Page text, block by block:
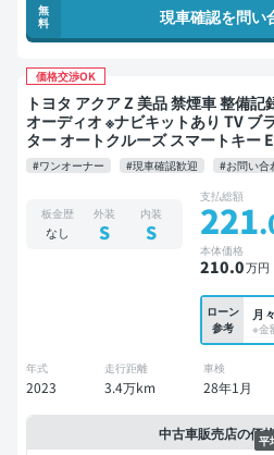
無
料
現車確認を問い
価格交渉OK
トヨタ アクア Z 美品 禁煙車 整備記録簿あり ディスプレイ
オーディオ ※ナビキットあり TV ブ
ター オートクルーズ スマートキー
方位カメラ ドライブレコーダー 衝
#ワンオーナー #現車確認歓迎 #お問い合
板金歴
なし
外装
S
内装
S
支払総額
221
本体価格
210.0万円
ローン
参考
月々
※金
年式
2023
走行距離
3.4万km
車検
28年1月
中古車販売店の価平